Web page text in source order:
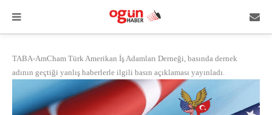
TABA-AmCham Türk Amerikan İş Adamları Derneği, basında dernek
adının geçtiği yanlış haberlerle ilgili basın açıklaması yayınladı.